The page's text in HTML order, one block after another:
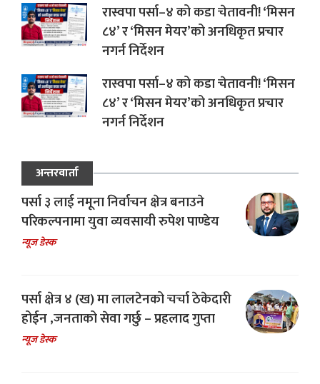
रास्वपा पर्सा–४ को कडा चेतावनी! ‘मिसन
८४’ र ‘मिसन मेयर’को अनधिकृत प्रचार
नगर्न निर्देशन
रास्वपा पर्सा–४ को कडा चेतावनी! ‘मिसन
८४’ र ‘मिसन मेयर’को अनधिकृत प्रचार
नगर्न निर्देशन
अन्तरवार्ता
पर्सा ३ लाई नमूना निर्वाचन क्षेत्र बनाउने
परिकल्पनामा युवा व्यवसायी रुपेश पाण्डेय
न्यूज डेस्क
पर्सा क्षेत्र ४ (ख) मा लालटेनको चर्चा ठेकेदारी
होईन ,जनताको सेवा गर्छु – प्रहलाद गुप्ता
न्यूज डेस्क